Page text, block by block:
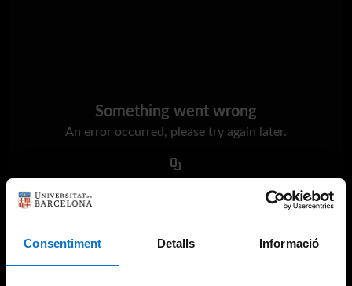
Consentiment Detalls Informació
Something went wrong
An error occurred, please try again later.